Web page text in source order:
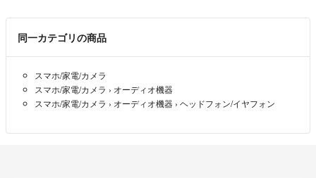
同一カテゴリの商品
スマホ/家電/カメラ
スマホ/家電/カメラ › オーディオ機器
スマホ/家電/カメラ › オーディオ機器 › ヘッドフォン/イヤフォン